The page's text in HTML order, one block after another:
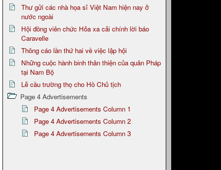
Thư gửi các nhà họa sĩ Việt Nam hiện nay ở
nước ngoài
Hội đồng viên chức Hỏa xa cải chính lời báo
Caravelle
Thông cáo lần thứ hai về việc lập hội
Những cuộc hành binh thân thiện của quân Pháp
tại Nam Bộ
Lễ cầu trường thọ cho Hồ Chủ tịch
Page 4 Advertisements
Page 4 Advertisements Column 1
Page 4 Advertisements Column 2
Page 4 Advertisements Column 3